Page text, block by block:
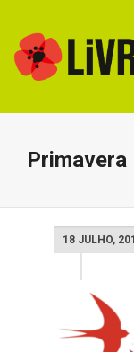
Primavera
18 JULHO,